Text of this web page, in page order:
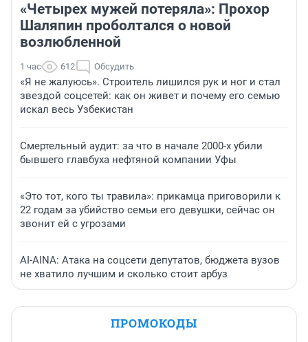
«Четырех мужей потеряла»: Прохор
Шаляпин проболтался о новой
возлюбленной
1 час 612 Обсудить
«Я не жалуюсь». Строитель лишился рук и ног и стал
звездой соцсетей: как он живет и почему его семью
искал весь Узбекистан
Смертельный аудит: за что в начале 2000-х убили
бывшего главбуха нефтяной компании Уфы
«Это тот, кого ты травила»: прикамца приговорили к
22 годам за убийство семьи его девушки, сейчас он
звонит ей с угрозами
AI-AINA: Атака на соцсети депутатов, бюджета вузов
не хватило лучшим и сколько стоит арбуз
ПРОМОКОДЫ